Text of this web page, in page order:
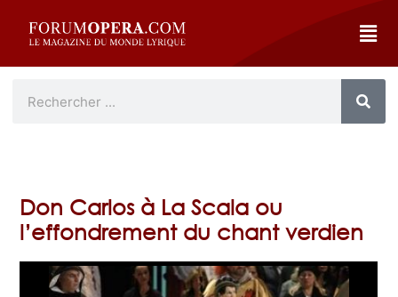
Don Carlos à La Scala ou
l’effondrement du chant verdien